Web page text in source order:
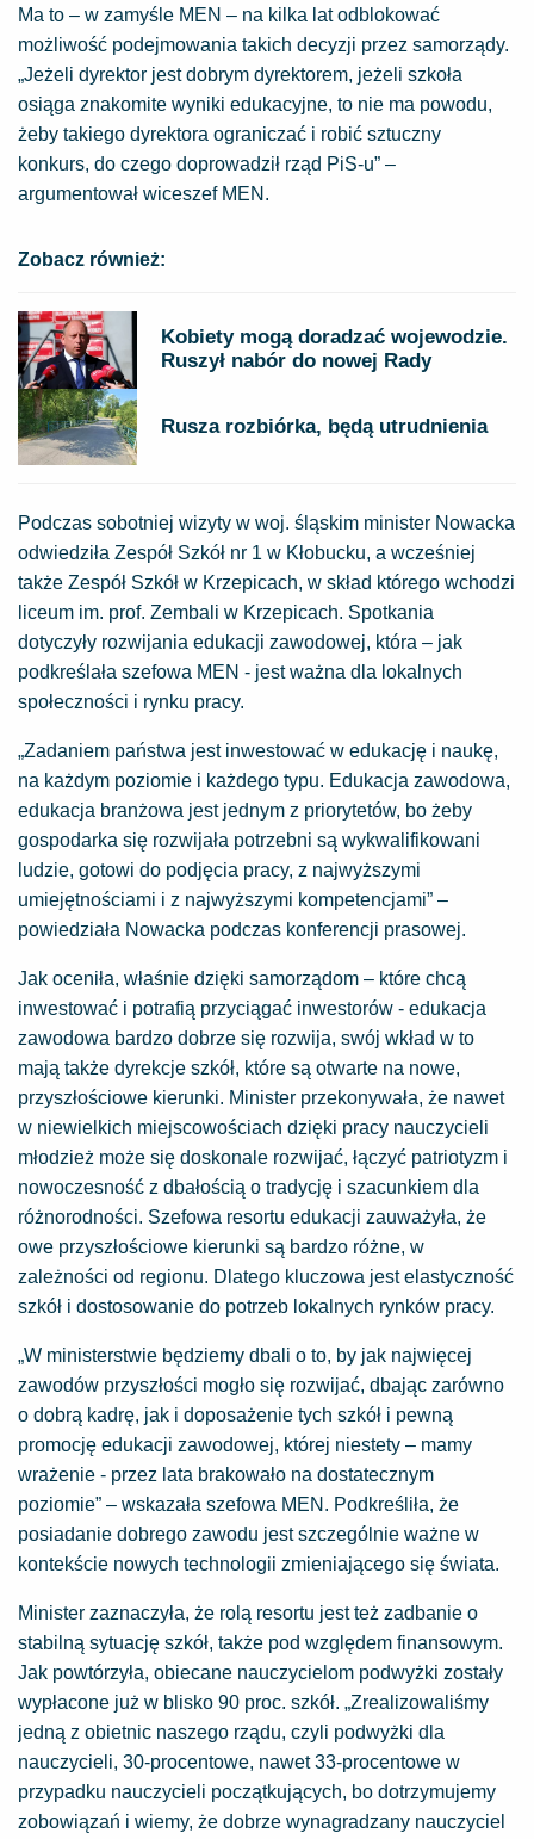
Ma to – w zamyśle MEN – na kilka lat odblokować
możliwość podejmowania takich decyzji przez samorządy.
„Jeżeli dyrektor jest dobrym dyrektorem, jeżeli szkoła
osiąga znakomite wyniki edukacyjne, to nie ma powodu,
żeby takiego dyrektora ograniczać i robić sztuczny
konkurs, do czego doprowadził rząd PiS-u” –
argumentował wiceszef MEN.
Zobacz również:
Kobiety mogą doradzać wojewodzie.
Ruszył nabór do nowej Rady
Rusza rozbiórka, będą utrudnienia
Podczas sobotniej wizyty w woj. śląskim minister Nowacka
odwiedziła Zespół Szkół nr 1 w Kłobucku, a wcześniej
także Zespół Szkół w Krzepicach, w skład którego wchodzi
liceum im. prof. Zembali w Krzepicach. Spotkania
dotyczyły rozwijania edukacji zawodowej, która – jak
podkreślała szefowa MEN - jest ważna dla lokalnych
społeczności i rynku pracy.
„Zadaniem państwa jest inwestować w edukację i naukę,
na każdym poziomie i każdego typu. Edukacja zawodowa,
edukacja branżowa jest jednym z priorytetów, bo żeby
gospodarka się rozwijała potrzebni są wykwalifikowani
ludzie, gotowi do podjęcia pracy, z najwyższymi
umiejętnościami i z najwyższymi kompetencjami” –
powiedziała Nowacka podczas konferencji prasowej.
Jak oceniła, właśnie dzięki samorządom – które chcą
inwestować i potrafią przyciągać inwestorów - edukacja
zawodowa bardzo dobrze się rozwija, swój wkład w to
mają także dyrekcje szkół, które są otwarte na nowe,
przyszłościowe kierunki. Minister przekonywała, że nawet
w niewielkich miejscowościach dzięki pracy nauczycieli
młodzież może się doskonale rozwijać, łączyć patriotyzm i
nowoczesność z dbałością o tradycję i szacunkiem dla
różnorodności. Szefowa resortu edukacji zauważyła, że
owe przyszłościowe kierunki są bardzo różne, w
zależności od regionu. Dlatego kluczowa jest elastyczność
szkół i dostosowanie do potrzeb lokalnych rynków pracy.
„W ministerstwie będziemy dbali o to, by jak najwięcej
zawodów przyszłości mogło się rozwijać, dbając zarówno
o dobrą kadrę, jak i doposażenie tych szkół i pewną
promocję edukacji zawodowej, której niestety – mamy
wrażenie - przez lata brakowało na dostatecznym
poziomie” – wskazała szefowa MEN. Podkreśliła, że
posiadanie dobrego zawodu jest szczególnie ważne w
kontekście nowych technologii zmieniającego się świata.
Minister zaznaczyła, że rolą resortu jest też zadbanie o
stabilną sytuację szkół, także pod względem finansowym.
Jak powtórzyła, obiecane nauczycielom podwyżki zostały
wypłacone już w blisko 90 proc. szkół. „Zrealizowaliśmy
jedną z obietnic naszego rządu, czyli podwyżki dla
nauczycieli, 30-procentowe, nawet 33-procentowe w
przypadku nauczycieli początkujących, bo dotrzymujemy
zobowiązań i wiemy, że dobrze wynagradzany nauczyciel